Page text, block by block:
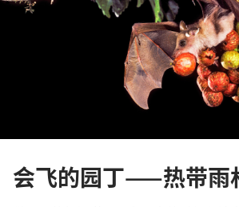
会飞的园丁——热带雨